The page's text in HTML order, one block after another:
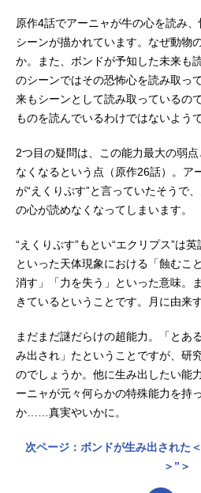
原作4話でアーニャが牛の心を読み
シーンが描かれています。なぜ動物
か。また、ボンドが予知した未来も
のシーンではその恐怖心を読み取っ
来もシーンとして読み取っているの
ものを読んでいるわけではないようで
2つ目の疑問は、この能力最大の弱
なくなるという点（原作26話）。ア
が“えくりぷす”と言っていたそうで
の心が読めなくなってしまいます。
“えくりぷす”もとい“エクリプス”は
といった天体現象における「蝕むこ
消す」「力を失う」といった意味。
きているということです。月に由来
まだまだ謎だらけの超能力。「とあ
み出され」たということですが、研
のでしょうか。他に生み出したい能
ーニャが元々何らかの特殊能力を持
か……真実やいかに。
次ページ：ボンドが生み出された
＞”＞